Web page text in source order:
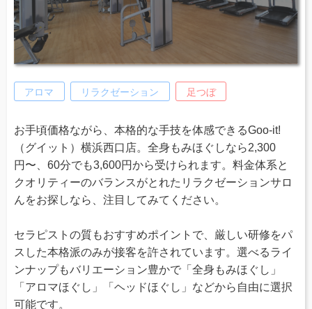
アロマ リラクゼーション 足つぼ
お手頃価格ながら、本格的な手技を体感できるGoo-it!
（グイット）横浜西口店。全身もみほぐしなら2,300
円〜、60分でも3,600円から受けられます。料金体系と
クオリティーのバランスがとれたリラクゼーションサロ
んをお探しなら、注目してみてください。
セラピストの質もおすすめポイントで、厳しい研修をパ
スした本格派のみが接客を許されています。選べるライ
ンナップもバリエーション豊かで「全身もみほぐし」
「アロマほぐし」「ヘッドほぐし」などから自由に選択
可能です。